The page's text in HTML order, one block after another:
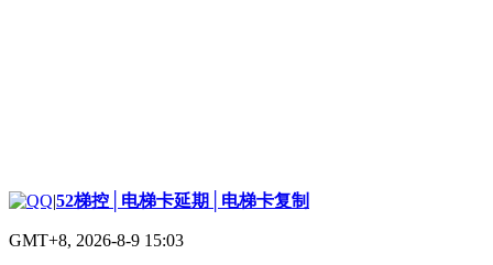
|52梯控│电梯卡延期│电梯卡复制
GMT+8, 2026-8-9 15:03